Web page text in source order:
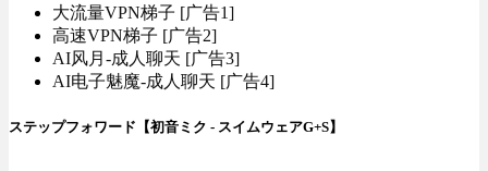
大流量VPN梯子 [广告1]
高速VPN梯子 [广告2]
AI风月-成人聊天 [广告3]
AI电子魅魔-成人聊天 [广告4]
ステップフォワード【初音ミク - スイムウェアG+S】